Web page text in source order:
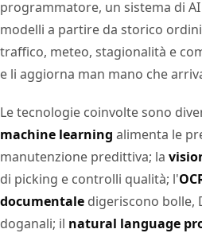
programmatore, un sistema di
modelli a partire da storico
traffico, meteo, stagionalità e
e li aggiorna man mano che
Le tecnologie coinvolte sono
machine learning alimenta le
manutenzione predittiva; la
di picking e controlli qualità; l'
documentale digeriscono bolle,
doganali; il natural language